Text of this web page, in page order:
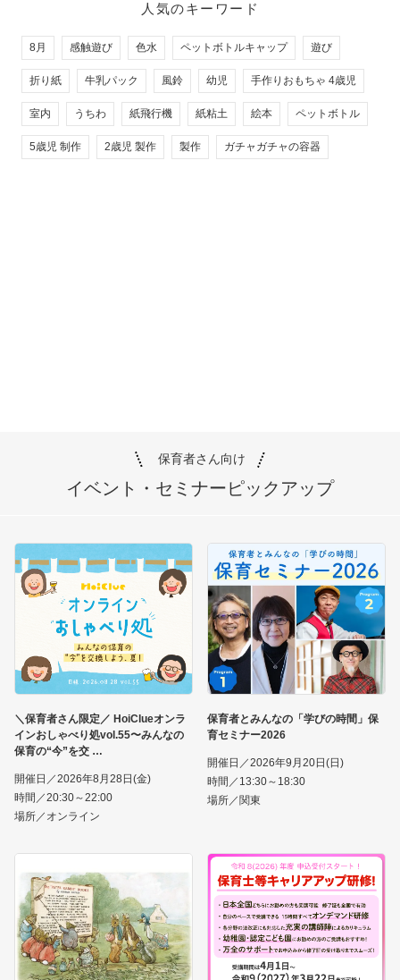
人気のキーワード
8月 感触遊び 色水 ペットボトルキャップ 遊び
折り紙 牛乳パック 風鈴 幼児 手作りおもちゃ 4歳児
室内 うちわ 紙飛行機 紙粘土 絵本 ペットボトル
5歳児 制作 2歳児 製作 製作 ガチャガチャの容器
保育者さん向け
イベント・セミナーピックアップ
＼保育者さん限定／ HoiClueオンラ
インおしゃべり処vol.55〜みんなの
保育の“今”を交
開催日／2026年8月28日(金)
時間／20:30～22:00
場所／オンライン
保育者とみんなの「学びの時間」保
育セミナー2026
開催日／2026年9月20日(日)
時間／13:30～18:30
場所／関東